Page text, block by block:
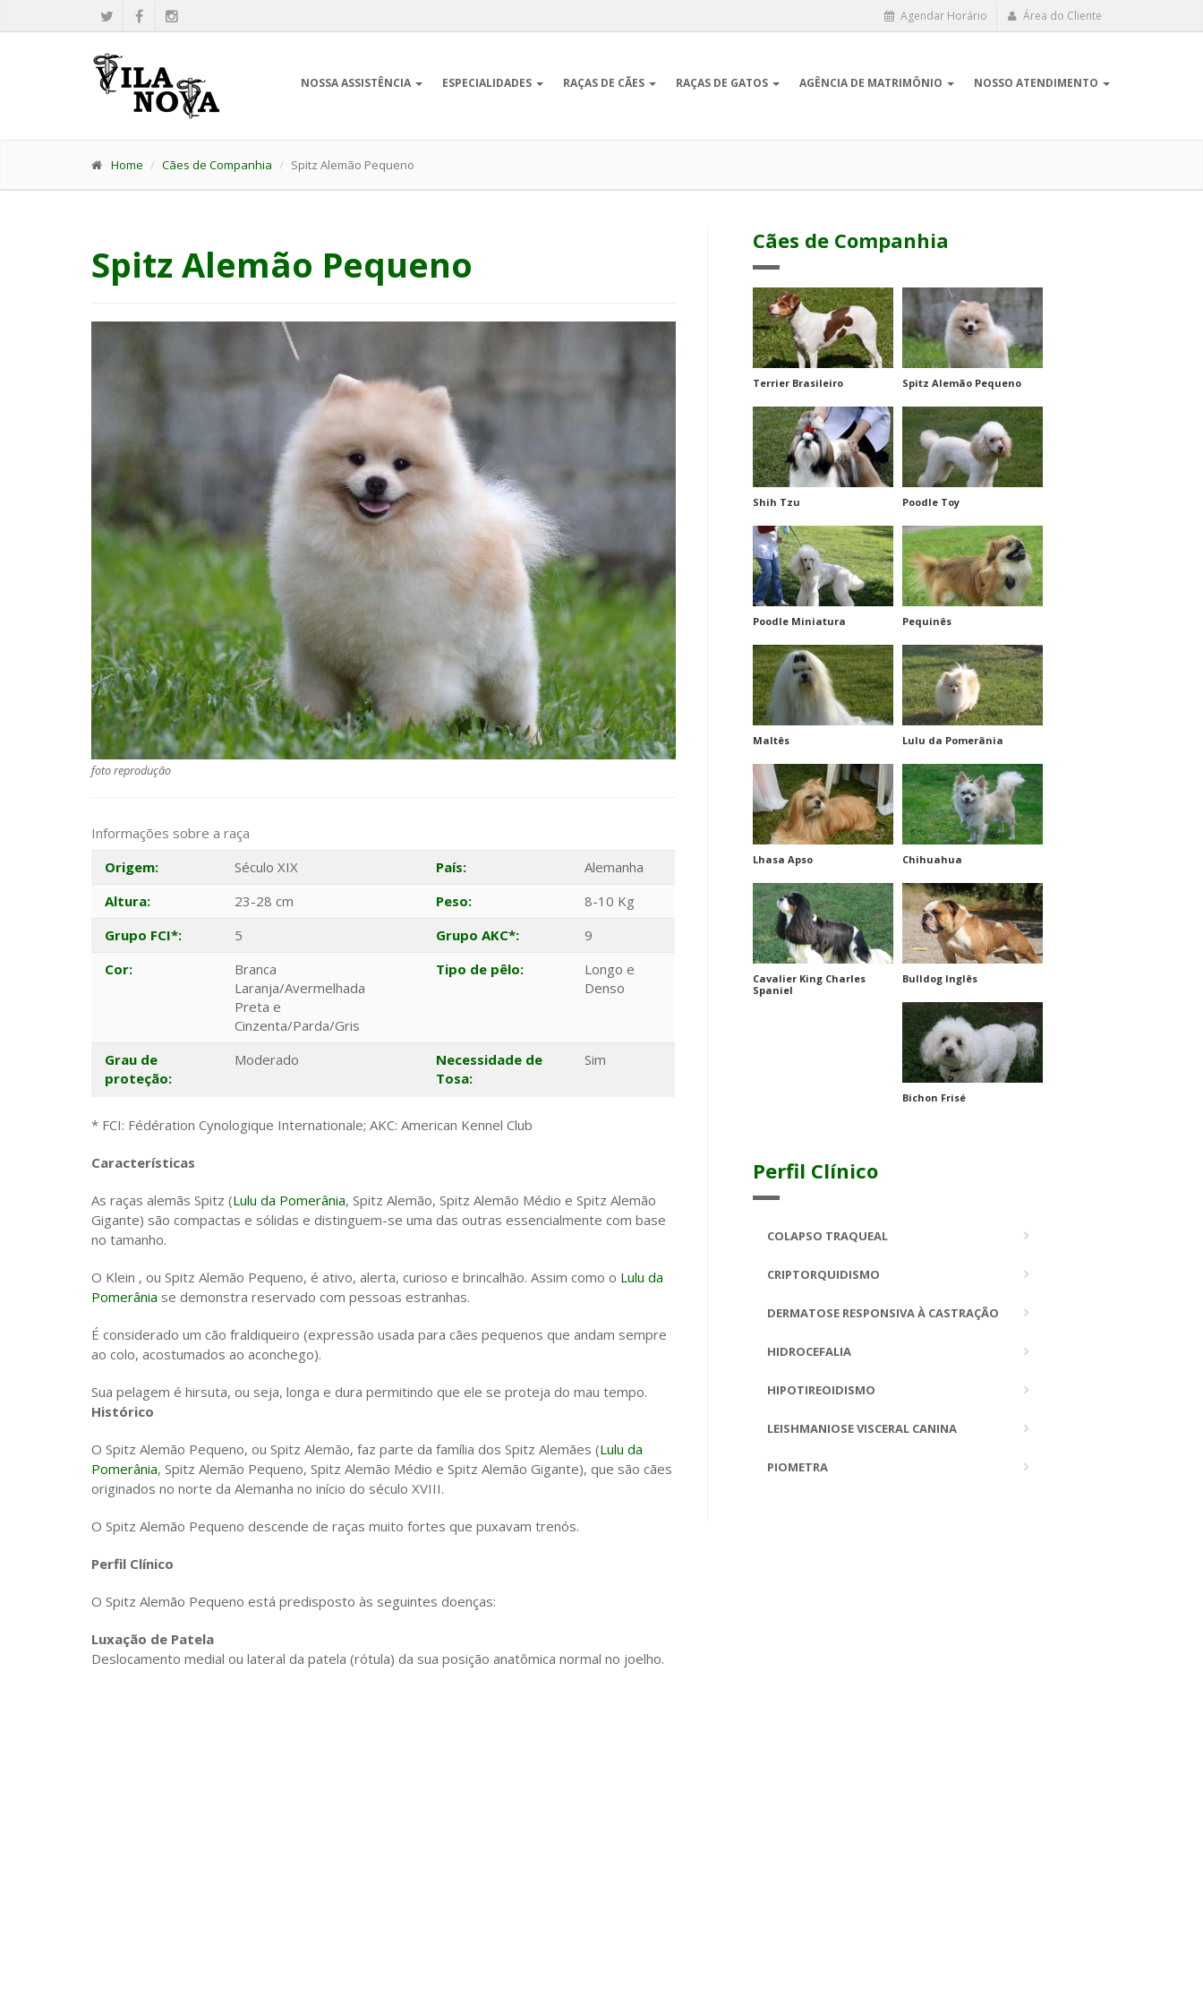
Agendar Horário Área do Cliente
NOSSA ASSISTÊNCIA ESPECIALIDADES RAÇAS DE CÃES RAÇAS DE GATOS AGÊNCIA DE MATRIMÔNIO NOSSO ATENDIMENTO
Home Cães de Companhia Spitz Alemão Pequeno
Spitz Alemão Pequeno
foto reprodução
Informações sobre a raça
Origem:
Século XIX País:
Alemanha
Altura:
23-28 cm Peso:
8-10 Kg
Grupo FCI*:
5 Grupo AKC*:
9
Cor:
Branca
Laranja/Avermelhada
Preta e
Cinzenta/Parda/Gris
Tipo de pêlo:
Longo e
Denso
Grau de
proteção:
Moderado
Necessidade de
Tosa:
Sim
* FCI: Fédération Cynologique Internationale; AKC: American Kennel Club
Características
As raças alemãs Spitz (Lulu da Pomerânia, Spitz Alemão, Spitz Alemão Médio e Spitz Alemão
Gigante) são compactas e sólidas e distinguem-se uma das outras essencialmente com base
no tamanho.
O Klein , ou Spitz Alemão Pequeno, é ativo, alerta, curioso e brincalhão. Assim como o Lulu da
Pomerânia se demonstra reservado com pessoas estranhas.
É considerado um cão fraldiqueiro (expressão usada para cães pequenos que andam sempre
ao colo, acostumados ao aconchego).
Sua pelagem é hirsuta, ou seja, longa e dura permitindo que ele se proteja do mau tempo.
Histórico
O Spitz Alemão Pequeno, ou Spitz Alemão, faz parte da família dos Spitz Alemães (Lulu da
Pomerânia, Spitz Alemão Pequeno, Spitz Alemão Médio e Spitz Alemão Gigante), que são cães
originados no norte da Alemanha no início do século XVIII.
O Spitz Alemão Pequeno descende de raças muito fortes que puxavam trenós.
Perfil Clínico
O Spitz Alemão Pequeno está predisposto às seguintes doenças:
Luxação de Patela
Deslocamento medial ou lateral da patela (rótula) da sua posição anatômica normal no joelho.
Cães de Companhia
Terrier Brasileiro Spitz Alemão Pequeno
Shih Tzu Poodle Toy
Poodle Miniatura Pequinês
Maltês Lulu da Pomerânia
Lhasa Apso Chihuahua
Cavalier King Charles
Spaniel
Bulldog Inglês
Bichon Frisé
Perfil Clínico
COLAPSO TRAQUEAL
CRIPTORQUIDISMO
DERMATOSE RESPONSIVA À CASTRAÇÃO
HIDROCEFALIA
HIPOTIREOIDISMO
LEISHMANIOSE VISCERAL CANINA
PIOMETRA